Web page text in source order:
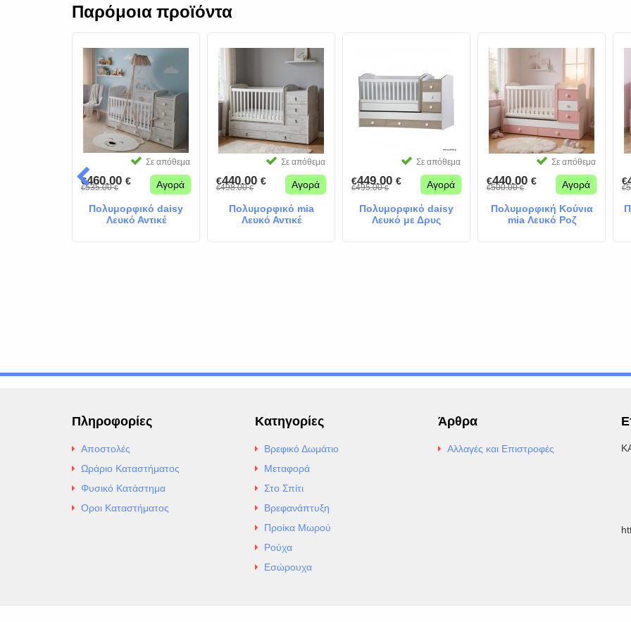
Παρόμοια προϊόντα
Σε απόθεμα
€460.00 €
€535.00€ Αγορά
Πολυμορφικό daisy
Λευκό Αντικέ
Σε απόθεμα
€440.00 €
€498.00€ Αγορά
Πολυμορφικό mia
Λευκό Αντικέ
Σε απόθεμα
€449.00 €
€495.00€ Αγορά
Πολυμορφικό daisy
Λευκό με Δρυς
Σε απόθεμα
€440.00 €
€500.00€ Αγορά
Πολυμορφική Κούνια
mia Λευκό Ροζ
€
€
Πληροφορίες
Αποστολές
Ωράριο Καταστήματος
Φυσικό Κατάστημα
Οροι Καταστήματος
Κατηγορίες
Βρεφικό Δωμάτιο
Μεταφορά
Στο Σπίτι
Βρεφανάπτυξη
Προίκα Μωρού
Ρούχα
Εσώρουχα
Άρθρα
Αλλαγές και Επιστροφές